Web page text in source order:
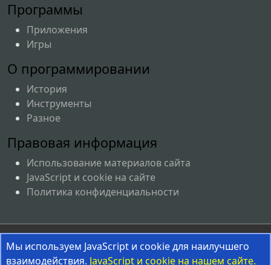
Программы
Приложения
Игры
О программировании
История
Инструменты
Разное
Правовая информация
Использование материалов сайта
JavaScript и cookie на сайте
Политика конфиденциальности
Соглашение об использовании материалов сайта
InterestPrograms.RU © 2008-2026
Мы используем JavaScript и cookie для наилучшего
взаимодействия. JavaScript и cookie на нашем сайте.